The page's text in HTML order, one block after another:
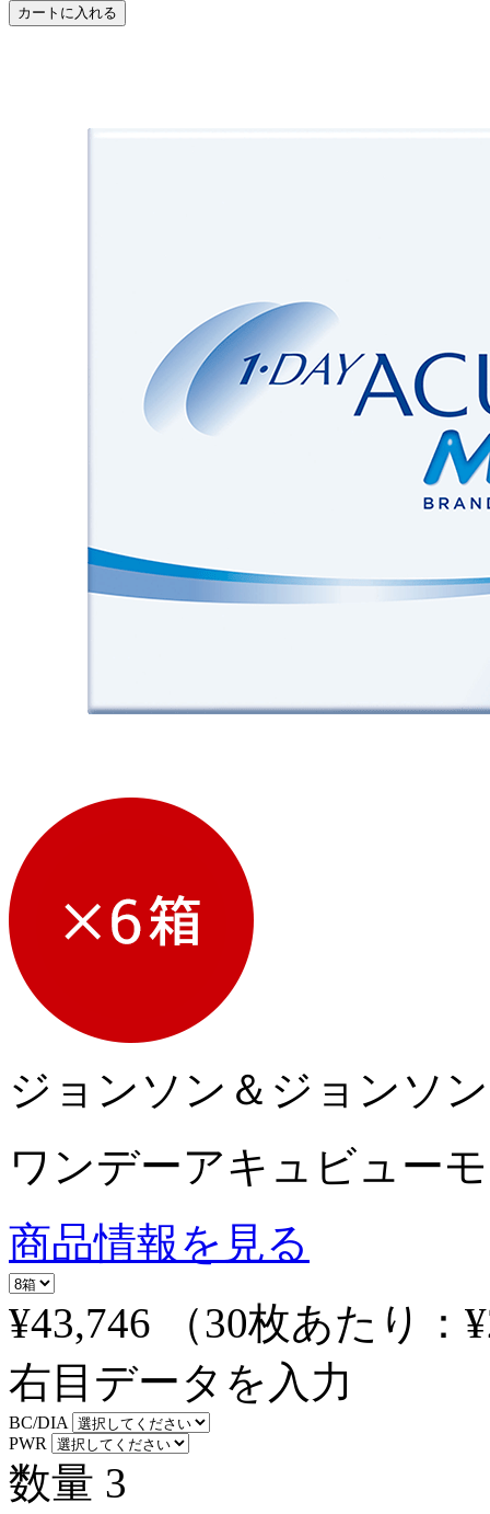
カートに入れる
ジョンソン＆ジョンソン
ワンデーアキュビュー
商品情報を見る
¥43,746
（30枚あたり：
右目データを入力
BC/DIA
PWR
数量 3